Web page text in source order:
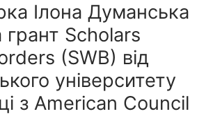
Ілона Думанська
Scholars
(SWB) від
університету
з American Council